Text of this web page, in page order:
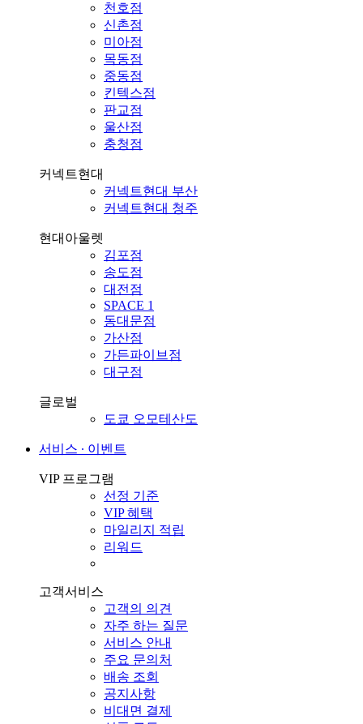
천호점
신촌점
미아점
목동점
중동점
킨텍스점
판교점
울산점
충청점
커넥트현대
커넥트현대 부산
커넥트현대 청주
현대아울렛
김포점
송도점
대전점
SPACE 1
동대문점
가산점
가든파이브점
대구점
글로벌
도쿄 오모테산도
서비스 ∙ 이벤트
VIP 프로그램
선정 기준
VIP 혜택
마일리지 적립
리워드
고객서비스
고객의 의견
자주 하는 질문
서비스 안내
주요 문의처
배송 조회
공지사항
비대면 결제